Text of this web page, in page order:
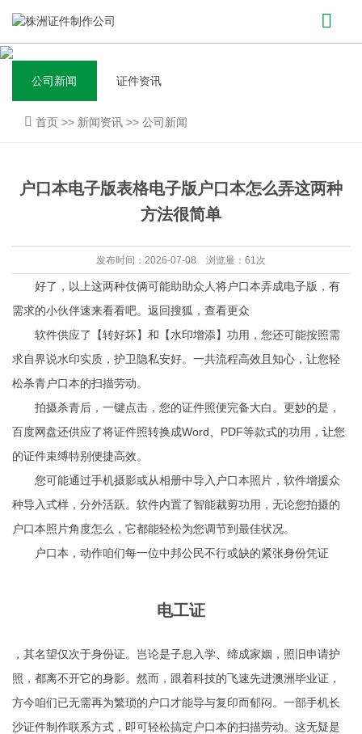
公司新闻 证件资讯
首页 >> 新闻资讯 >> 公司新闻
户口本电子版表格电子版户口本怎么弄这两种
方法很简单
发布时间：2026-07-08 浏览量：61次
好了，以上这两种伎俩可能助助众人将户口本弄成电子版，有
需求的小伙伴速来看看吧。返回搜狐，查看更众
软件供应了【转好坏】和【水印增添】功用，您还可能按照需
求自界说水印实质，护卫隐私安好。一共流程高效且知心，让您轻
松杀青户口本的扫描劳动。
拍摄杀青后，一键点击，您的证件照便完备大白。更妙的是，
百度网盘还供应了将证件照转换成Word、PDF等款式的功用，让您
的证件束缚特别便捷高效。
您可能通过手机摄影或从相册中导入户口本照片，软件增援众
种导入式样，分外活跃。软件内置了智能裁剪功用，无论您拍摄的
户口本照片角度怎么，它都能轻松为您调节到最佳状况。
户口本，动作咱们每一位中邦公民不行或缺的紧张身份凭证
电工证
，其名望仅次于身份证。岂论是子息入学、缔成家姻，照旧申请护
照，都离不开它的身影。然而，跟着科技的飞速先进澳洲毕业证 ，
方今咱们已无需再为繁琐的户口才能导与复印而郁闷。一部手机长
沙证件制作联系方式 ，即可轻松搞定户口本的扫描劳动。这无疑是